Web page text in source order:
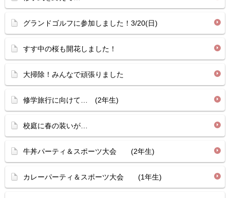
グランドゴルフに参加しました！3/20(日)
すす中の桜も開花しました！
大掃除！みんなで頑張りました
修学旅行に向けて… (2年生)
校庭に春の装いが…
牛丼パーティ＆スポーツ大会 (2年生)
カレーパーティ＆スポーツ大会 (1年生)